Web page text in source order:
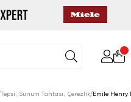
Tepsi, Sunum Tahtası, Çerezlik